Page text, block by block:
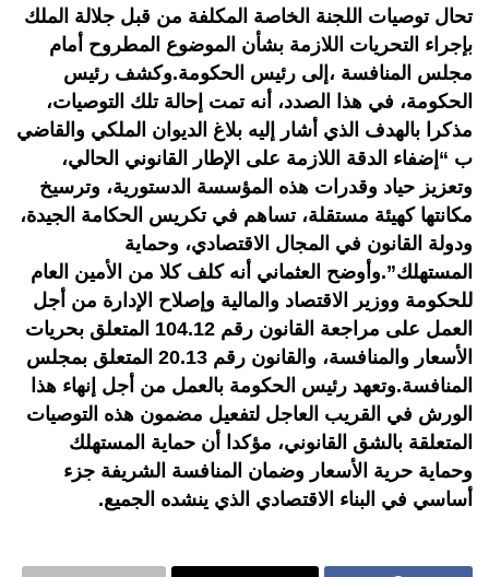
تحال توصيات اللجنة الخاصة المكلفة من قبل جلالة الملك
بإجراء التحريات اللازمة بشأن الموضوع المطروح أمام
مجلس المنافسة ،إلى رئيس الحكومة.وكشف رئيس
الحكومة، في هذا الصدد، أنه تمت إحالة تلك التوصيات،
مذكرا بالهدف الذي أشار إليه بلاغ الديوان الملكي والقاضي
ب “إضفاء الدقة اللازمة على الإطار القانوني الحالي،
وتعزيز حياد وقدرات هذه المؤسسة الدستورية، وترسيخ
مكانتها كهيئة مستقلة، تساهم في تكريس الحكامة الجيدة،
ودولة القانون في المجال الاقتصادي، وحماية
المستهلك”.وأوضح العثماني أنه كلف كلا من الأمين العام
للحكومة ووزير الاقتصاد والمالية وإصلاح الإدارة من أجل
العمل على مراجعة القانون رقم 104.12 المتعلق بحريات
الأسعار والمنافسة، والقانون رقم 20.13 المتعلق بمجلس
المنافسة.وتعهد رئيس الحكومة بالعمل من أجل إنهاء هذا
الورش في القريب العاجل لتفعيل مضمون هذه التوصيات
المتعلقة بالشق القانوني، مؤكدا أن حماية المستهلك
وحماية حرية الأسعار وضمان المنافسة الشريفة جزء
أساسي في البناء الاقتصادي الذي ينشده الجميع.